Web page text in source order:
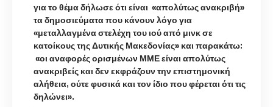
για το θέμα δήλωσε ότι είναι «απολύτως ανακριβή»
τα δημοσιεύματα που κάνουν λόγο για
«μεταλλαγμένα στελέχη του ιού από μινκ σε
κατοίκους της Δυτικής Μακεδονίας» και παρακάτω:
«οι αναφορές ορισμένων ΜΜΕ είναι απολύτως
ανακριβείς και δεν εκφράζουν την επιστημονική
αλήθεια, ούτε φυσικά και τον ίδιο που φέρεται ότι τις
δηλώνει».